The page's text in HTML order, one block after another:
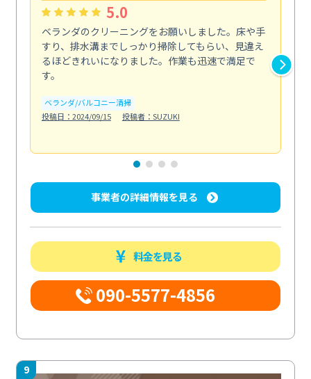
5.0
ベランダのクリーニングをお願いしました。床や手
すり、排水溝までしっかり掃除してもらい、見違え
るほどきれいになりました。作業も迅速で満足で
す。
ベランダ/バルコニー清掃
投稿日：2024/09/15
投稿者：SUZUKI
事業者の詳細情報を見る
料金を見る
090-5577-4856
9